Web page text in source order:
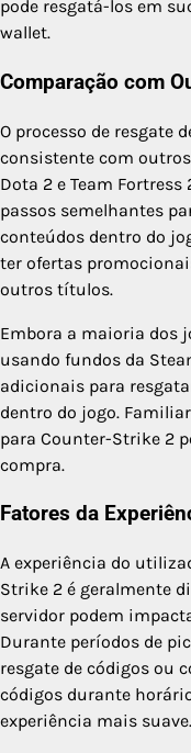
pode resgatá-los em
wallet.
Comparação com
O processo de resgate
consistente com
Dota 2 e Team
passos semelhantes
conteúdos dentro do
ter ofertas
outros títulos.
Embora a maioria dos
usando fundos da
adicionais para
dentro do jogo.
para Counter-Strike 2
compra.
Fatores da
A experiência do
Strike 2 é geralmente
servidor podem
Durante períodos de
resgate de códigos ou
códigos durante
experiência mais suave.